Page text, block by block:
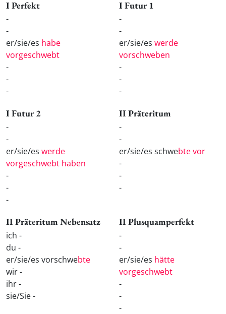
I Perfekt
-
-
er/sie/es habe
vorgeschwebt
-
-
-
I Futur 1
-
-
er/sie/es werde
vorschweben
-
-
-
I Futur 2
-
-
er/sie/es werde
vorgeschwebt haben
-
-
-
II Präteritum
-
-
er/sie/es schwebte vor
-
-
-
II Präteritum Nebensatz
ich -
du -
er/sie/es vorschwebte
wir -
ihr -
sie/Sie -
II Plusquamperfekt
-
-
er/sie/es hätte
vorgeschwebt
-
-
-